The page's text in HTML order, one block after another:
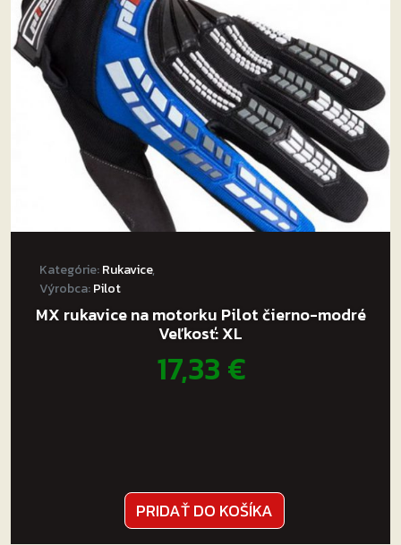
vybrať
na
stránke
produktu.
Kategórie:Rukavice,
Výrobca:Pilot
MX rukavice na motorku Pilot čierno-modré
Veľkosť: XL
17,33€
PRIDAŤ DO KOŠÍKA